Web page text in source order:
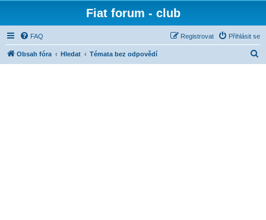
Fiat forum - club
FAQ Přihlásit se
Registrovat
Obsah fóra Hledat Témata bez odpovědí